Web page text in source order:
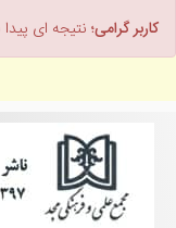
کاربر گرامی؛ نتیجه ای